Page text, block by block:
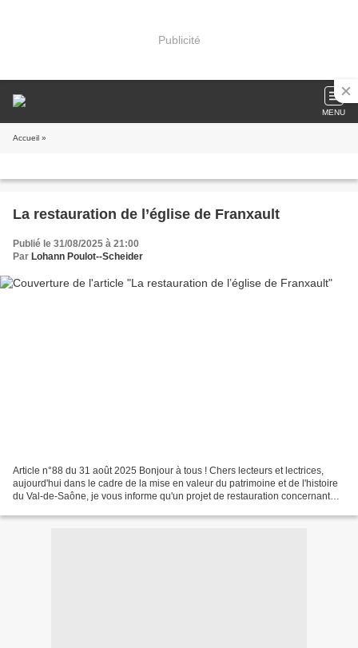
Publicité
MENU
Accueil »
La restauration de l’église de Franxault
Publié le 31/08/2025 à 21:00
Par Lohann Poulot--Scheider
Article n°88 du 31 août 2025 Bonjour à tous ! Chers lecteurs et lectrices,
aujourd'hui dans le cadre de la mise en valeur du patrimoine et de l'histoire
du Val-de-Saône, je vous informe qu'un projet de restauration concernant